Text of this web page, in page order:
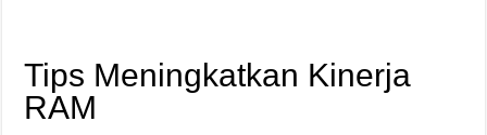
Tips Meningkatkan Kinerja
RAM